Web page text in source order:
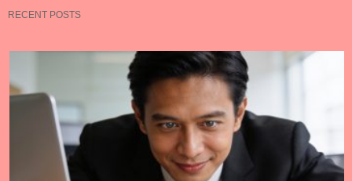
RECENT POSTS